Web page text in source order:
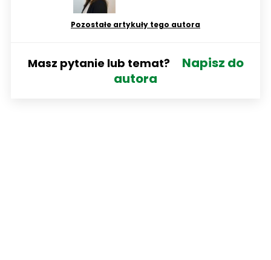
Pozostałe artykuły tego autora
Masz pytanie lub temat?
Napisz do
autora